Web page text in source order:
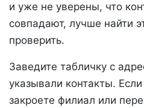
и уже не уверены, что
совпадают, лучше найти
проверить.
Заведите табличку с
указывали контакты.
закроете филиал или